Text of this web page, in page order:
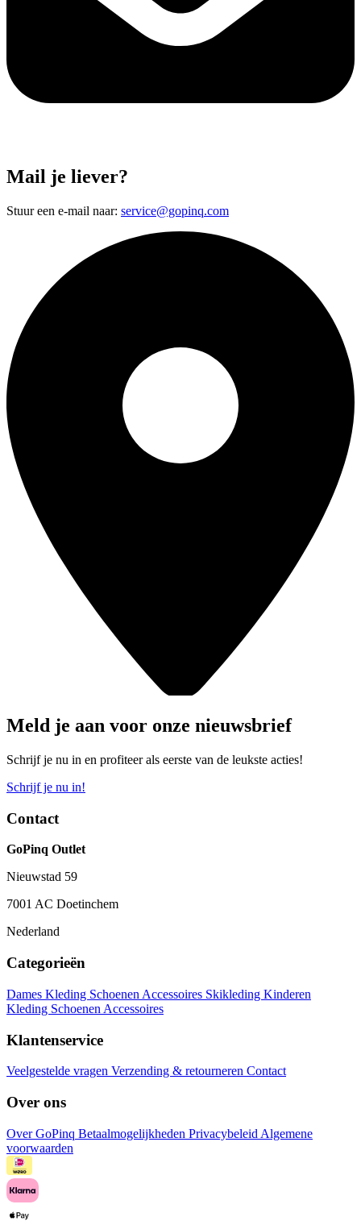
Mail je liever?
Stuur een e-mail naar: service@gopinq.com
Meld je aan voor onze nieuwsbrief
Schrijf je nu in en profiteer als eerste van de leukste acties!
Schrijf je nu in!
Contact
GoPinq Outlet
Nieuwstad 59
7001 AC Doetinchem
Nederland
Categorieën
Dames Kleding Schoenen Accessoires Skikleding Kinderen
Kleding Schoenen Accessoires
Klantenservice
Veelgestelde vragen Verzending & retourneren Contact
Over ons
Over GoPinq Betaalmogelijkheden Privacybeleid Algemene
voorwaarden